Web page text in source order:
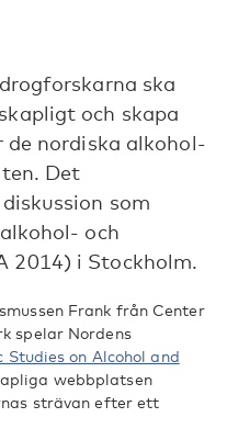
ska
och skapa
nordiska alkohol-
Det
som
och
2014) i Stockholm.
Frank från Center
spelar Nordens
Studies on Alcohol and
webbplatsen
strävan efter ett